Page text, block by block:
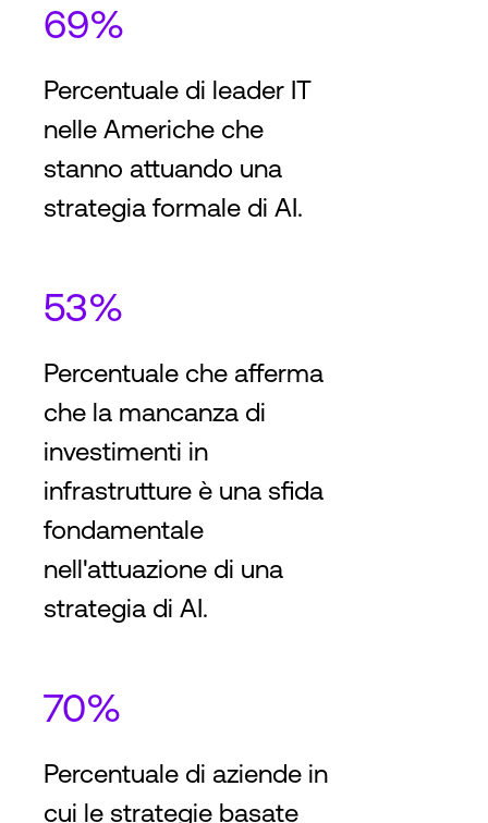
69%
Percentuale di leader IT
nelle Americhe che
stanno attuando una
strategia formale di AI.
53%
Percentuale che afferma
che la mancanza di
investimenti in
infrastrutture è una sfida
fondamentale
nell'attuazione di una
strategia di AI.
70%
Percentuale di aziende in
cui le strategie basate